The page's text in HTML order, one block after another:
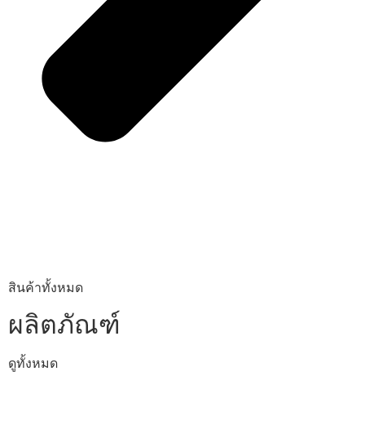
สินค้าทั้งหมด
ผลิตภัณฑ์
ดูทั้งหมด